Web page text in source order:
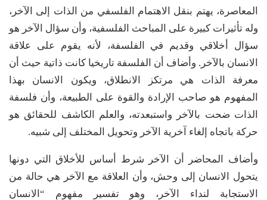
المعاصرة، يهتم بنقل الاهتمام الفلسفي من الذات إلى الآخر،
وله تأثيرات كبيرة على المباحث الفلسفية، وأن سؤال الآخر هو
سؤال أخلاقي وقديم في الفلسفة، لأنه يقوم على علاقة
الانسان بالآخر. وأضاف أن الفلسفة تاريخيا كانت ذاتية حيث أن
معرفة الذات هي مرتكز الانطلاق، ويكون الانسان بهذا
المفهوم هو صاحب الإرادة والقوة على الطبيعة، وأن فلسفة
الذات ضحت بالآخر واستبعدته، والعلم الكاشف للحقائق هو
حركة باتجاه إلغاء آخرية الآخر وتحويل المختلف إلى شبيه.
وأضاف المحاضر أن الآخر شرط أساس للأخلاق التي دونها
يتحول الانسان إلى وحش، وأن العلاقة مع الآخر هي حالة من
الاستجابة لنداء الآخر، وهو تفسير مفهوم “الانسان